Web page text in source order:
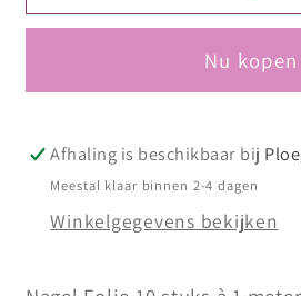
m
in
box
55
m
folies
in
box
55
Nu kopen
Afhaling is beschikbaar bij
Meestal klaar binnen 2-4 dagen
Winkelgegevens bekijken